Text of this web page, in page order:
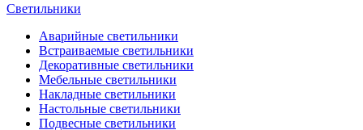
Светильники
Аварийные светильники
Встраиваемые светильники
Декоративные светильники
Мебельные светильники
Накладные светильники
Настольные светильники
Подвесные светильники